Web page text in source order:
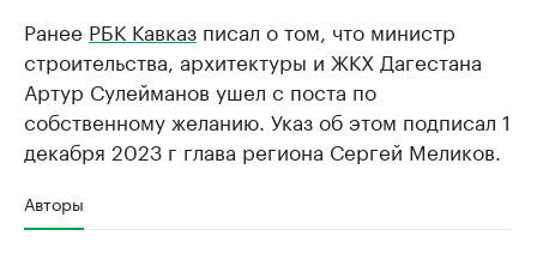
Ранее РБК Кавказ писал о том, что министр
строительства, архитектуры и ЖКХ Дагестана
Артур Сулейманов ушел с поста по
собственному желанию. Указ об этом подписал 1
декабря 2023 г глава региона Сергей Меликов.
Авторы